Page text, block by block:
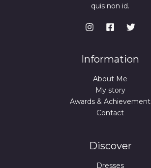
quis non id.
Information
About Me
My story
Awards & Achievement
Contact
Discover
Dresses